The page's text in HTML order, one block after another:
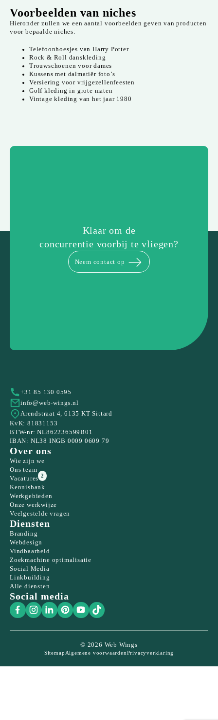
Voorbeelden van niches
Hieronder zullen we een aantal voorbeelden geven van producten
voor bepaalde niches:
Telefoonhoesjes van Harry Potter
Rock & Roll danskleding
Trouwschoenen voor dames
Kussens met dalmatiër foto’s
Versiering voor vrijgezellenfeesten
Golf kleding in grote maten
Vintage kleding van het jaar 1980
Klaar om de
concurrentie voorbij te vliegen?
Neem contact op
+31 85 130 0595
info@web-wings.nl
Arendstraat 4, 6135 KT Sittard
KvK: 81831153
BTW-nr: NL862236599B01
IBAN: NL38 INGB 0009 0609 79
Over ons
Wie zijn we
Ons team
Vacatures 2
Kennisbank
Werkgebieden
Onze werkwijze
Veelgestelde vragen
Diensten
Branding
Webdesign
Vindbaarheid
Zoekmachine optimalisatie
Social Media
Linkbuilding
Alle diensten
Social media
© 2026 Web Wings
Sitemap Algemene voorwaardenPrivacyverklaring